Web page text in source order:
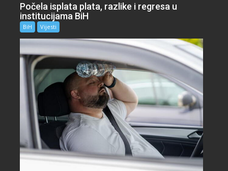
Počela isplata plata, razlike i regresa u
institucijama BiH
BiH Vijesti